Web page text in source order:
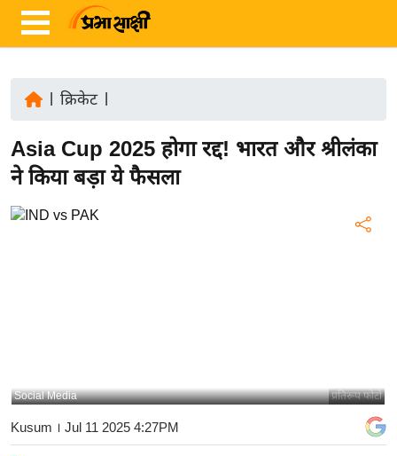
ज़ा
ख
र
ष्ट्री
बि
क्रिकेट|
Asia Cup 2025 होगा रद्द! भारत और श्रीलंका
ने किया बड़ा ये फैसला
प्रतिरूप फोटो
Social Media
Kusum । Jul 11 2025 4:27PM